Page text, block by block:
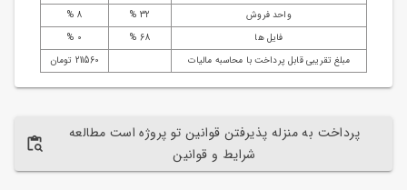
واحد فروش
32 %
8 %
فایل ها
68 %
0 %
مبلغ تقریبی قابل پرداخت با محاسبه مالیات
211560 تومان
پرداخت به منزله پذیرفتن قوانین تو پروژه است مطالعه
شرایط و قوانین